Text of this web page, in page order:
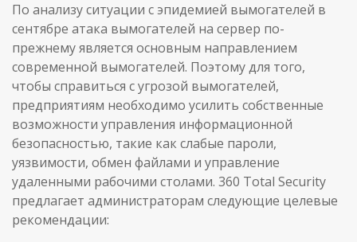
По анализу ситуации с эпидемией вымогателей в
сентябре атака вымогателей на сервер по-
прежнему является основным направлением
современной вымогателей. Поэтому для того,
чтобы справиться с угрозой вымогателей,
предприятиям необходимо усилить собственные
возможности управления информационной
безопасностью, такие как слабые пароли,
уязвимости, обмен файлами и управление
удаленными рабочими столами. 360 Total Security
предлагает администраторам следующие целевые
рекомендации: